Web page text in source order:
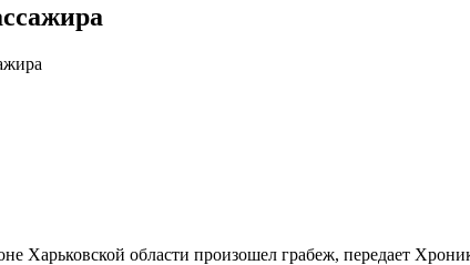
Харьковской области произошел грабеж, передает